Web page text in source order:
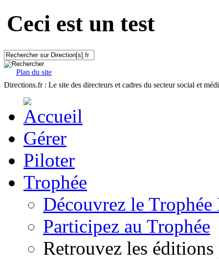
Ceci est un test
Plan du site
Directions.fr : Le site des directeurs et cadres du secteur social et
Gérer
Piloter
Trophée
Découvrez le
Participez au Trophée
Retrouvez les éditions